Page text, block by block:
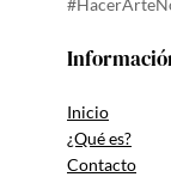
Inicio
¿Qué es?
Contacto